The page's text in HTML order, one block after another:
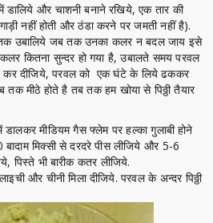
डालिये और चाशनी बनाने रखिये, एक तार की
नहीं होती और ठंडा करने पर जमती नहीं है).
उबालिये जब तक उनका कलर न बदल जाय इसे
कितना सुन्दर हो गया है, उबालते समय परवल
कर दीजिये, परवल को एक घंटे के लिये ढककर
मीठे होते है तब तक हम खोया से पिठ्ठी तैयार
डालकर मीडियम गैस फ्लेम पर हल्का गुलाबी होने
मिक्सी से दरदरे पीस लीजिये और 5-6
पिस्ते भी बारीक कतर लीजिये.
और चीनी मिला दीजिये. परवल के अन्दर पिठ्ठी